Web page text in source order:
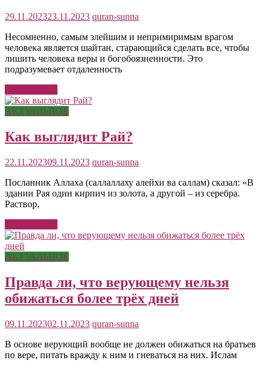
29.11.202323.11.2023 quran-sunna
Несомненно, самым злейшим и непримиримым врагом
человека является шайтан, старающийся сделать все, чтобы
лишить человека веры и богобоязненности. Это
подразумевает отдаленность
АКТУАЛЬНОЕ
Как выглядит Рай?
22.11.202309.11.2023 quran-sunna
Посланник Аллаха (саллаллаху алейхи ва саллам) сказал: «В
здании Рая один кирпич из золота, а другой – из серебра.
Раствор,
АКТУАЛЬНОЕ
Правда ли, что верующему нельзя
обижаться более трёх дней
09.11.202302.11.2023 quran-sunna
В основе верующий вообще не должен обижаться на братьев
по вере, питать вражду к ним и гневаться на них. Ислам